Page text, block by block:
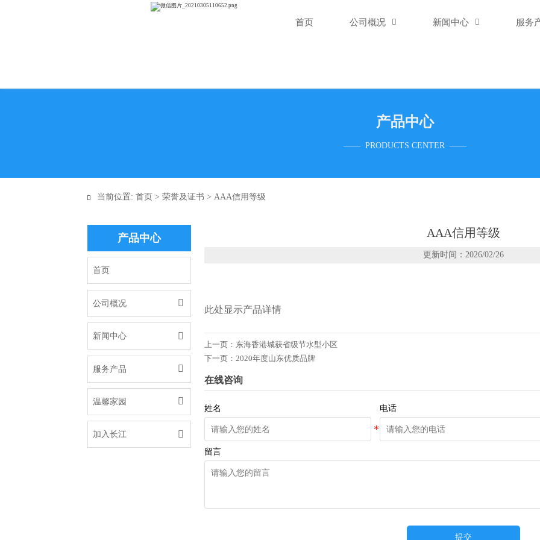
首页 公司概况  新闻中心  服务
产品中心
—— PRODUCTS CENTER ——
 当前位置:首页 >荣誉及证书 >AAA信用等级
产品中心
首页
公司概况 
新闻中心 
服务产品 
温馨家园 
加入长江 
AAA信用等级
更新时间：2026/02/26
此处显示产品详情
上一页： 东海香港城获省级节水型小区
下一页： 2020年度山东优质品牌
在线咨询
姓名 电话
留言
提交